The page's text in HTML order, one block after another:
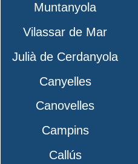
Muntanyola
Vilassar de Mar
Julià de Cerdanyola
Canyelles
Canovelles
Campins
Callús